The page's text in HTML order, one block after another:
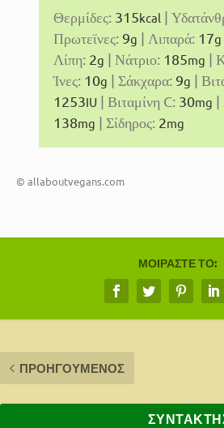
Θερμίδες: 315kcal |
Πρωτεϊνες: 9g | Λιπαρά: 17g
Λίπη: 2g | Νάτριο: 185mg |
Ίνες: 10g | Σάκχαρα: 9g |
1253IU | Βιταμίνη C: 30mg |
138mg | Σίδηρος: 2mg
© allaboutvegans.com
ΜΟΙΡΆΣΤΕ ΤΟ:
ΠΡΟΗΓΟΎΜΕΝΟΣ